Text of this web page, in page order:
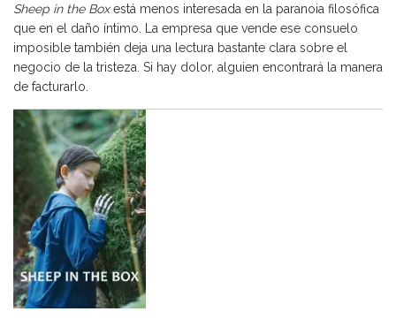
Sheep in the Boxestá menos interesada en la paranoia filosófica
que en el daño íntimo. La empresa que vende ese consuelo
imposible también deja una lectura bastante clara sobre el
negocio de la tristeza. Si hay dolor, alguien encontrará la manera
de facturarlo.